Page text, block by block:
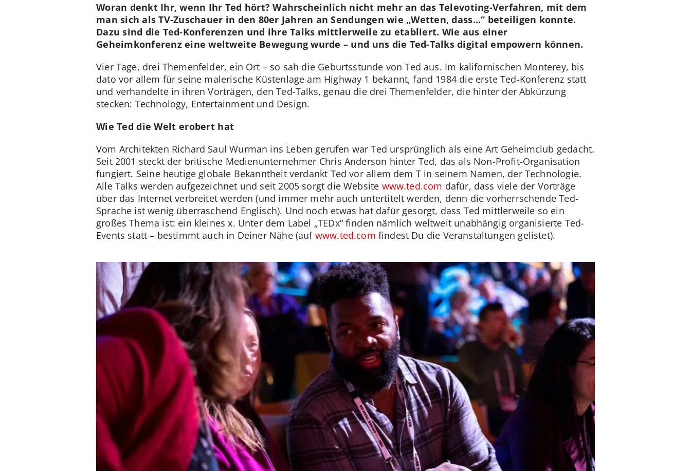
Woran denkt Ihr, wenn Ihr Ted hört? Wahrscheinlich nicht mehr an das Televoting-Verfahren, mit dem
man sich als TV-Zuschauer in den 80er Jahren an Sendungen wie „Wetten, dass...“ beteiligen konnte.
Dazu sind die Ted-Konferenzen und ihre Talks mittlerweile zu etabliert. Wie aus einer
Geheimkonferenz eine weltweite Bewegung wurde – und uns die Ted-Talks digital empowern können.
Vier Tage, drei Themenfelder, ein Ort – so sah die Geburtsstunde von Ted aus. Im kalifornischen Monterey, bis
dato vor allem für seine malerische Küstenlage am Highway 1 bekannt, fand 1984 die erste Ted-Konferenz statt
und verhandelte in ihren Vorträgen, den Ted-Talks, genau die drei Themenfelder, die hinter der Abkürzung
stecken: Technology, Entertainment und Design.
Wie Ted die Welt erobert hat
Vom Architekten Richard Saul Wurman ins Leben gerufen war Ted ursprünglich als eine Art Geheimclub gedacht.
Seit 2001 steckt der britische Medienunternehmer Chris Anderson hinter Ted, das als Non-Profit-Organisation
fungiert. Seine heutige globale Bekanntheit verdankt Ted vor allem dem T in seinem Namen, der Technologie.
Alle Talks werden aufgezeichnet und seit 2005 sorgt die Website www.ted.com dafür, dass viele der Vorträge
über das Internet verbreitet werden (und immer mehr auch untertitelt werden, denn die vorherrschende Ted-
Sprache ist wenig überraschend Englisch). Und noch etwas hat dafür gesorgt, dass Ted mittlerweile so ein
großes Thema ist: ein kleines x. Unter dem Label „TEDx“ finden nämlich weltweit unabhängig organisierte Ted-
Events statt – bestimmt auch in Deiner Nähe (auf www.ted.com findest Du die Veranstaltungen gelistet).